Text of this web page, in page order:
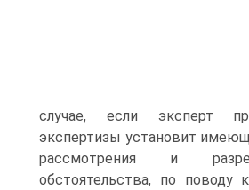
случае, если эксперт
экспертизы установит
рассмотрения и
обстоятельства, по поводу